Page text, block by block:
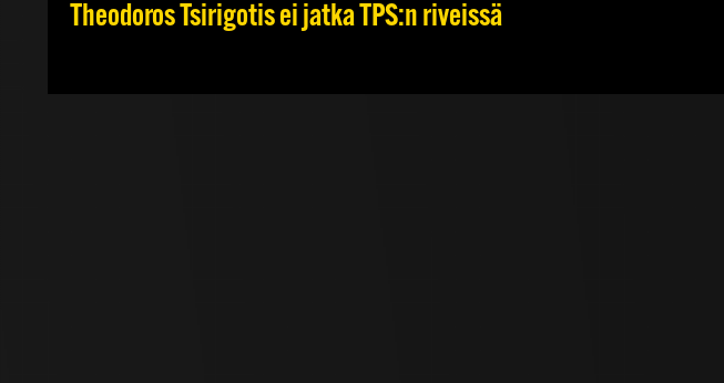
Theodoros Tsirigotis ei jatka TPS:n riveissä